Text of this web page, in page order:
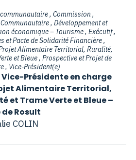
, Commission ,
, Développement et
économique – Tourisme , Exécutif ,
et Pacte de Solidarité Financière ,
Alimentaire Territorial, Ruralité,
et Bleue , Prospective et Projet de
, Vice-Président(e)
Vice-Présidente en charge
Alimentaire Territorial,
et Trame Verte et Bleue –
Rosult
COLIN